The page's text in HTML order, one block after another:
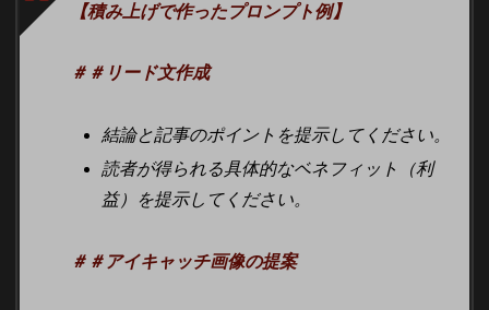
【積み上げで作ったプロンプト例】
＃＃リード文作成
結論と記事のポイントを提示してください。
読者が得られる具体的なベネフィット（利
益）を提示してください。
＃＃アイキャッチ画像の提案